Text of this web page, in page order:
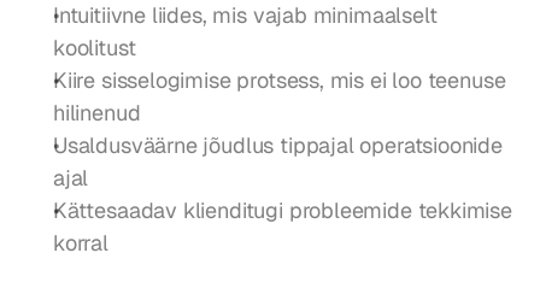
Intuitiivne liides, mis vajab minimaalselt
koolitust
Kiire sisselogimise protsess, mis ei loo teenuse
hilinenud
Usaldusväärne jõudlus tippajal operatsioonide
ajal
Kättesaadav klienditugi probleemide tekkimise
korral